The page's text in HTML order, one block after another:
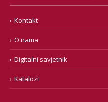
Kontakt
O nama
Digitalni savjetnik
Katalozi